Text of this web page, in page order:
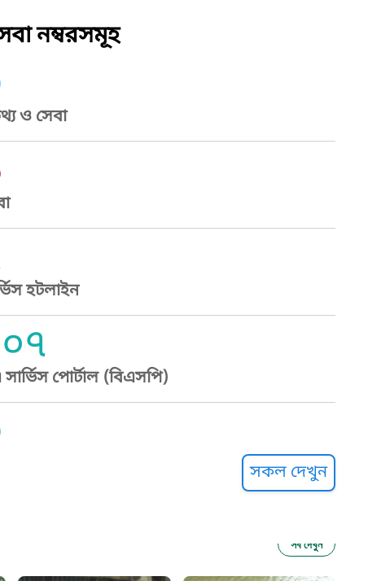
নম্বরসমূহ
ও সেবা
হটলাইন
পোর্টাল (বিএসপি)
সকল দেখুন
সব দেখুন